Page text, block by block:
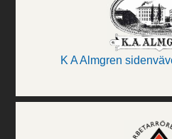
K A Almgren